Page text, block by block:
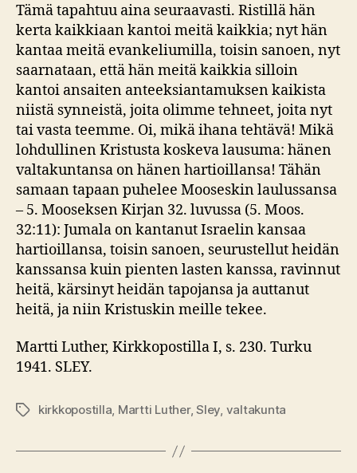
Tämä tapahtuu aina seuraavasti. Ristillä hän
kerta kaikkiaan kantoi meitä kaikkia; nyt hän
kantaa meitä evankeliumilla, toisin sanoen, nyt
saarnataan, että hän meitä kaikkia silloin
kantoi ansaiten anteeksiantamuksen kaikista
niistä synneistä, joita olimme tehneet, joita nyt
tai vasta teemme. Oi, mikä ihana tehtävä! Mikä
lohdullinen Kristusta koskeva lausuma: hänen
valtakuntansa on hänen hartioillansa! Tähän
samaan tapaan puhelee Mooseskin laulussansa
– 5. Mooseksen Kirjan 32. luvussa (5. Moos.
32:11): Jumala on kantanut Israelin kansaa
hartioillansa, toisin sanoen, seurustellut heidän
kanssansa kuin pienten lasten kanssa, ravinnut
heitä, kärsinyt heidän tapojansa ja auttanut
heitä, ja niin Kristuskin meille tekee.
Martti Luther, Kirkkopostilla I, s. 230. Turku
1941. SLEY.
Avainsanat
kirkkopostilla, Martti Luther,Sley, valtakunta